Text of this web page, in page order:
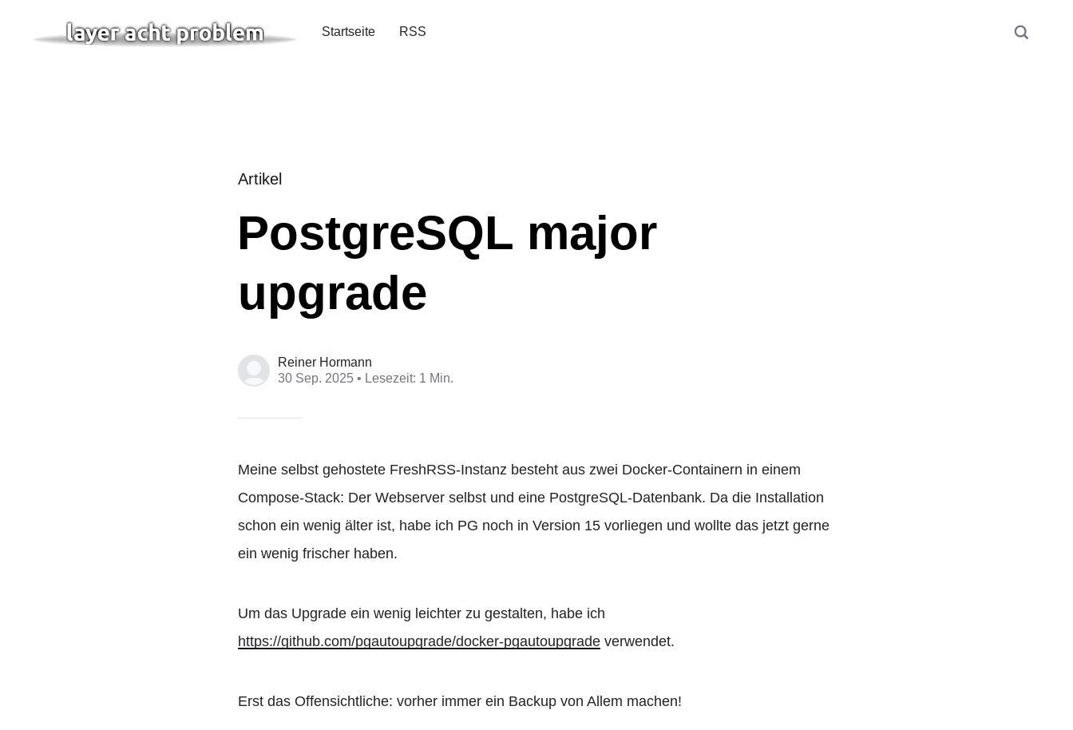
Startseite RSS
Artikel
PostgreSQL major
upgrade
Reiner Hormann
30 Sep. 2025 • Lesezeit: 1 Min.
Meine selbst gehostete FreshRSS-Instanz besteht aus zwei Docker-Containern in einem
Compose-Stack: Der Webserver selbst und eine PostgreSQL-Datenbank. Da die Installation
schon ein wenig älter ist, habe ich PG noch in Version 15 vorliegen und wollte das jetzt gerne
ein wenig frischer haben.
Um das Upgrade ein wenig leichter zu gestalten, habe ich
https://github.com/pgautoupgrade/docker-pgautoupgrade verwendet.
Erst das Offensichtliche: vorher immer ein Backup von Allem machen!